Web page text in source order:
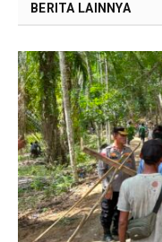
BERITA LAINNYA